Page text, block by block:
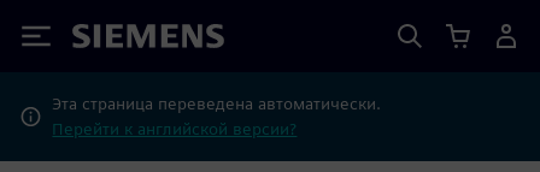
Siemens
Эта страница переведена автоматически.
Перейти к английской версии?